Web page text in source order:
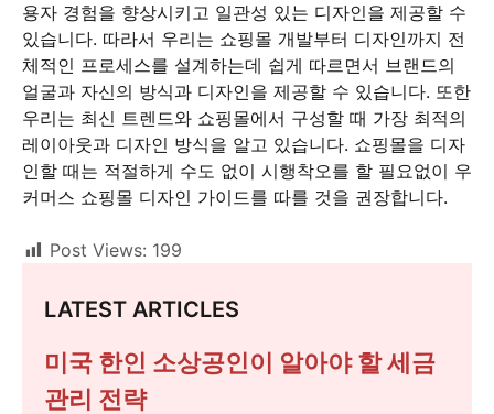
용자 경험을 향상시키고 일관성 있는 디자인을 제공할 수
있습니다. 따라서 우리는 쇼핑몰 개발부터 디자인까지 전
체적인 프로세스를 설계하는데 쉽게 따르면서 브랜드의
얼굴과 자신의 방식과 디자인을 제공할 수 있습니다. 또한
우리는 최신 트렌드와 쇼핑몰에서 구성할 때 가장 최적의
레이아웃과 디자인 방식을 알고 있습니다. 쇼핑몰을 디자
인할 때는 적절하게 수도 없이 시행착오를 할 필요없이 우
커머스 쇼핑몰 디자인 가이드를 따를 것을 권장합니다.
Post Views: 199
LATEST ARTICLES
미국 한인 소상공인이 알아야 할 세금
관리 전략